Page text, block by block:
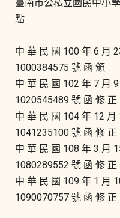
臺南市公私立國民中小
點
中 華 民 國 100 年 6 月
1000384575 號 函 頒
中 華 民 國 102 年 7 月
1020545489 號 函 修 正
中 華 民 國 104 年 12
1041235100 號 函 修 正
中 華 民 國 108 年 3 月
1080289552 號 函 修 正
中 華 民 國 109 年 1 月
1090070757 號 函 修 正